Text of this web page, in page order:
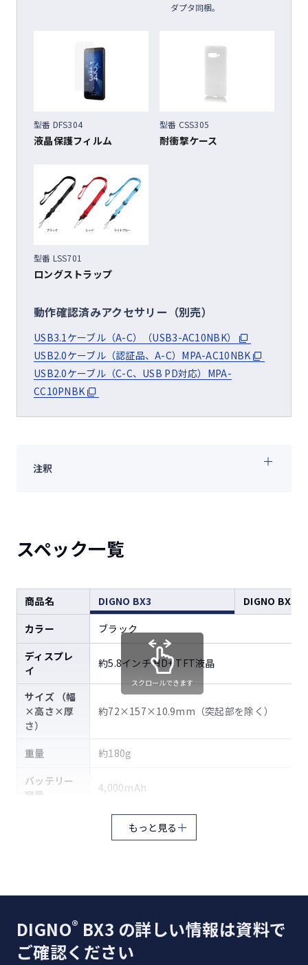
ダプタ同梱。
型番 DFS304
液晶保護フィルム
型番 CSS305
耐衝撃ケース
型番 LSS701
ロングストラップ
動作確認済みアクセサリー（別売）
USB3.1ケーブル（A-C）（USB3-AC10NBK）
USB2.0ケーブル（認証品、A-C）MPA-AC10NBK
USB2.0ケーブル（C-C、USB PD対応）MPA-
CC10PNBK
注釈
スペック一覧
商品名 DIGNO BX3
DIGNO BX3
カラー
ブラック
ディスプレ
イ
約5.8インチ HD+ TFT液晶
サイズ （幅
×高さ×厚
さ）
約72×157×10.9mm（突起部を除く）
重量
約180g
バッテリー
容量
4,000mAh
約170分（ACアダプタ KYCFP1〔同梱〕使用時
5G：約710時間/
4G：約790時間
5G：約590時
4G：約690時
OS Android™ 14 / 15 / 16
スクロールできます
もっと見る
DIGNO® BX3 の詳しい情報は資料で
ご確認ください